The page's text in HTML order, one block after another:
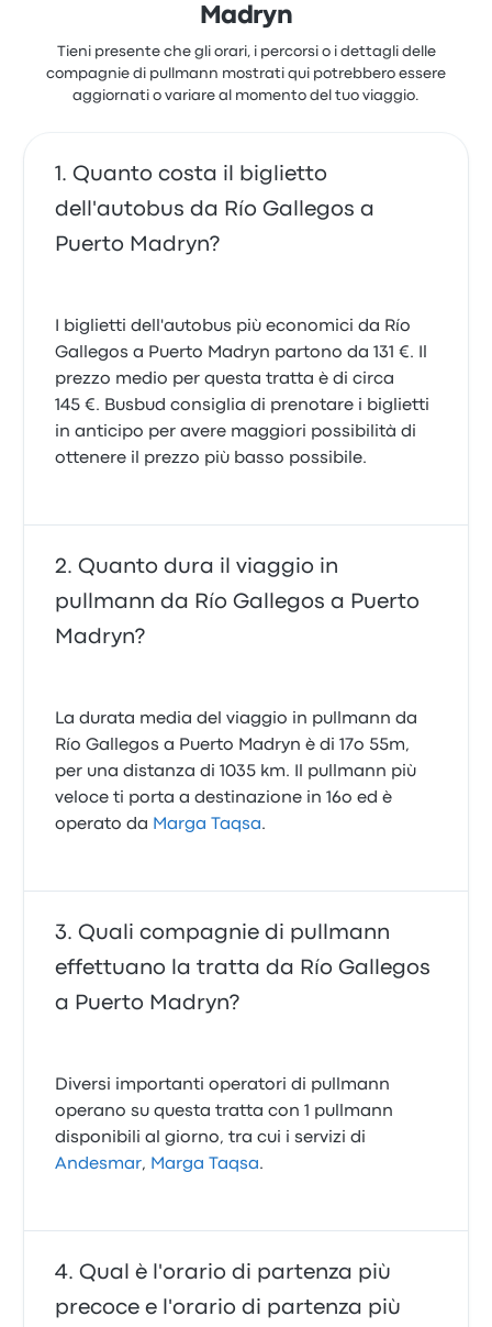
Madryn
Tieni presente che gli orari, i percorsi o i dettagli delle
compagnie di pullmann mostrati qui potrebbero essere
aggiornati o variare al momento del tuo viaggio.
Quanto costa il biglietto
dell'autobus da Río Gallegos a
Puerto Madryn?
I biglietti dell'autobus più economici da Río
Gallegos a Puerto Madryn partono da 131 €. Il
prezzo medio per questa tratta è di circa
145 €. Busbud consiglia di prenotare i biglietti
in anticipo per avere maggiori possibilità di
ottenere il prezzo più basso possibile.
Quanto dura il viaggio in
pullmann da Río Gallegos a Puerto
Madryn?
La durata media del viaggio in pullmann da
Río Gallegos a Puerto Madryn è di 17o 55m,
per una distanza di 1035 km. Il pullmann più
veloce ti porta a destinazione in 16o ed è
operato da Marga Taqsa.
Quali compagnie di pullmann
effettuano la tratta da Río Gallegos
a Puerto Madryn?
Diversi importanti operatori di pullmann
operano su questa tratta con 1 pullmann
disponibili al giorno, tra cui i servizi di
Andesmar, Marga Taqsa.
Qual è l'orario di partenza più
precoce e l'orario di partenza più